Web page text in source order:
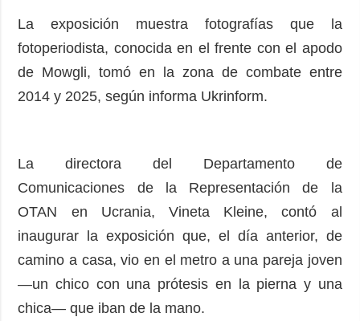
La exposición muestra fotografías que la
fotoperiodista, conocida en el frente con el apodo
de Mowgli, tomó en la zona de combate entre
2014 y 2025, según informa Ukrinform.
La directora del Departamento de
Comunicaciones de la Representación de la
OTAN en Ucrania, Vineta Kleine, contó al
inaugurar la exposición que, el día anterior, de
camino a casa, vio en el metro a una pareja joven
—un chico con una prótesis en la pierna y una
chica— que iban de la mano.